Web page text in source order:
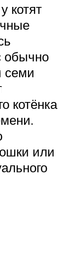
котят
обычно
семи
котёнка
или